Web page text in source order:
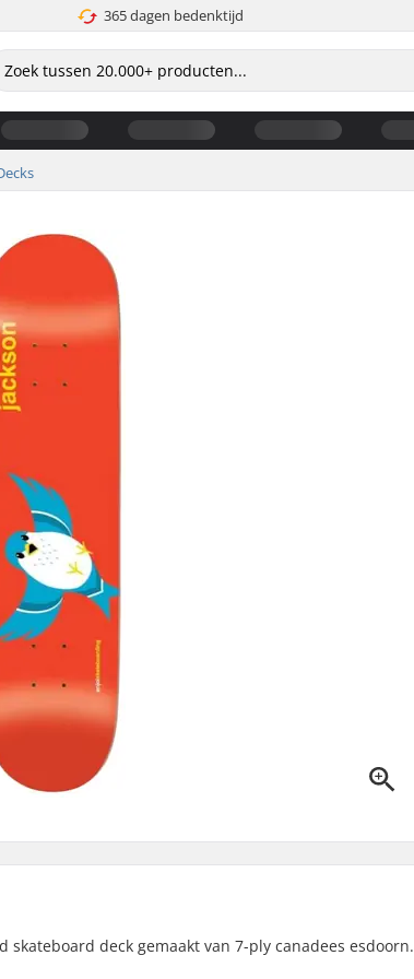
365 dagen bedenktijd
skateboard deck gemaakt van 7-ply canadees esdoorn.